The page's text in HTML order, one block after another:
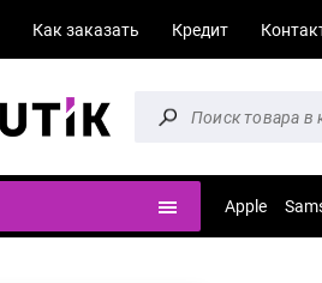
Как заказать Кредит
Apple